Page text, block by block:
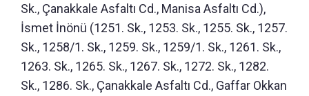
Sk., Çanakkale Asfaltı Cd., Manisa Asfaltı Cd.),
İsmet İnönü (1251. Sk., 1253. Sk., 1255. Sk., 1257.
Sk., 1258/1. Sk., 1259. Sk., 1259/1. Sk., 1261. Sk.,
1263. Sk., 1265. Sk., 1267. Sk., 1272. Sk., 1282.
Sk., 1286. Sk., Çanakkale Asfaltı Cd., Gaffar Okkan